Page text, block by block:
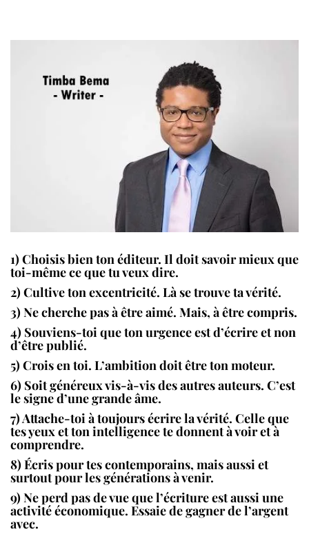
1) Choisis bien ton éditeur. Il doit savoir mieux que
toi-même ce que tu veux dire.
2) Cultive ton excentricité. Là se trouve ta vérité.
3) Ne cherche pas à être aimé. Mais, à être compris.
4) Souviens-toi que ton urgence est d’écrire et non
d’être publié.
5) Crois en toi. L’ambition doit être ton moteur.
6) Soit généreux vis-à-vis des autres auteurs. C’est
le signe d’une grande âme.
7) Attache-toi à toujours écrire la vérité. Celle que
tes yeux et ton intelligence te donnent à voir et à
comprendre.
8) Écris pour tes contemporains, mais aussi et
surtout pour les générations à venir.
9) Ne perd pas de vue que l’écriture est aussi une
activité économique. Essaie de gagner de l’argent
avec.